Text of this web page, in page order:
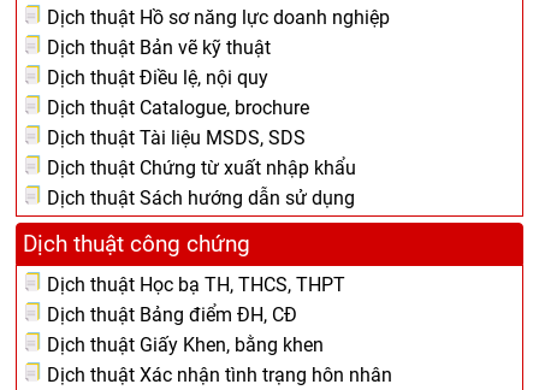
Dịch thuật Hồ sơ năng lực doanh nghiệp
Dịch thuật Bản vẽ kỹ thuật
Dịch thuật Điều lệ, nội quy
Dịch thuật Catalogue, brochure
Dịch thuật Tài liệu MSDS, SDS
Dịch thuật Chứng từ xuất nhập khẩu
Dịch thuật Sách hướng dẫn sử dụng
Dịch thuật công chứng
Dịch thuật Học bạ TH, THCS, THPT
Dịch thuật Bảng điểm ĐH, CĐ
Dịch thuật Giấy Khen, bằng khen
Dịch thuật Xác nhận tình trạng hôn nhân